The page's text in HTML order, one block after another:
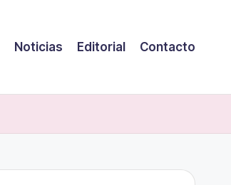
Noticias Editorial Contacto